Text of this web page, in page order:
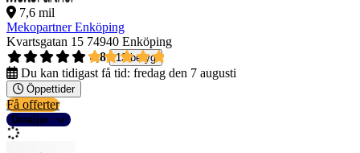
7,6 mil
Mekopartner Enköping
Kvartsgatan 15 74940 Enköping
4,8
13 betyg
Du kan tidigast få tid: fredag den 7 augusti
Öppettider
Få offerter
Detaljer